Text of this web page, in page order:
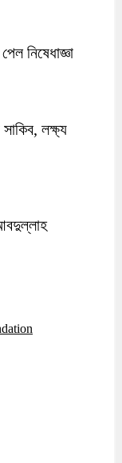
নিষেধাজ্ঞা
সাকিব, লক্ষ্য